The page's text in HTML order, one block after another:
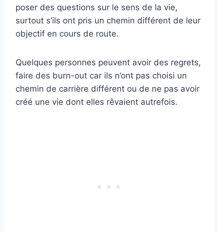
poser des questions sur le sens de la vie,
surtout s’ils ont pris un chemin différent de leur
objectif en cours de route.
Quelques personnes peuvent avoir des regrets,
faire des burn-out car ils n’ont pas choisi un
chemin de carrière différent ou de ne pas avoir
créé une vie dont elles rêvaient autrefois.